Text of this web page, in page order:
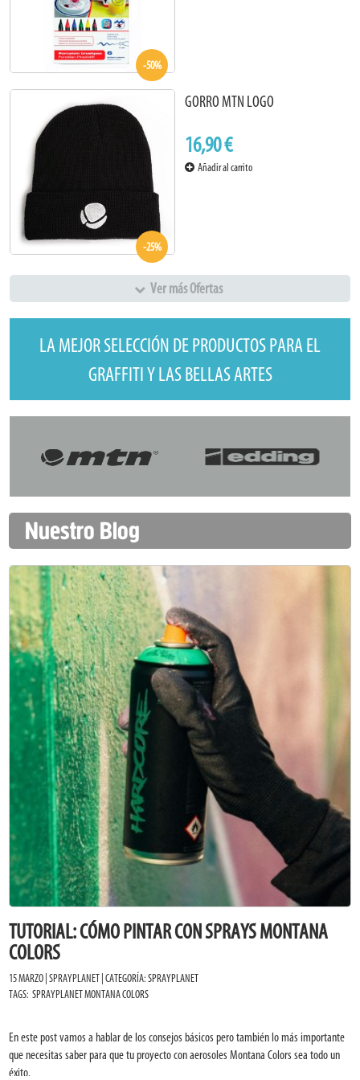
-50%
-25%
GORRO MTN LOGO
16,90 €
Añadir al carrito
Ver más Ofertas
LA MEJOR SELECCIÓN DE PRODUCTOS PARA EL
GRAFFITI Y LAS BELLAS ARTES
Nuestro Blog
TUTORIAL: CÓMO PINTAR CON SPRAYS MONTANA
COLORS
15 MARZO | SPRAYPLANET | CATEGORÍA:SPRAYPLANET
TAGS: SPRAYPLANETMONTANA COLORS
En este post vamos a hablar de los consejos básicos pero también lo más importante
que necesitas saber para que tu proyecto con aerosoles Montana Colors sea todo un
éxito.